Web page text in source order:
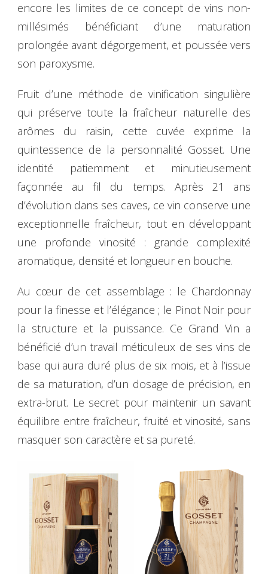
encore les limites de ce concept de vins non-
millésimés bénéficiant d’une maturation
prolongée avant dégorgement, et poussée vers
son paroxysme.
Fruit d’une méthode de vinification singulière
qui préserve toute la fraîcheur naturelle des
arômes du raisin, cette cuvée exprime la
quintessence de la personnalité Gosset. Une
identité patiemment et minutieusement
façonnée au fil du temps. Après 21 ans
d’évolution dans ses caves, ce vin conserve une
exceptionnelle fraîcheur, tout en développant
une profonde vinosité : grande complexité
aromatique, densité et longueur en bouche.
Au cœur de cet assemblage : le Chardonnay
pour la finesse et l’élégance ; le Pinot Noir pour
la structure et la puissance. Ce Grand Vin a
bénéficié d’un travail méticuleux de ses vins de
base qui aura duré plus de six mois, et à l’issue
de sa maturation, d’un dosage de précision, en
extra-brut. Le secret pour maintenir un savant
équilibre entre fraîcheur, fruité et vinosité, sans
masquer son caractère et sa pureté.